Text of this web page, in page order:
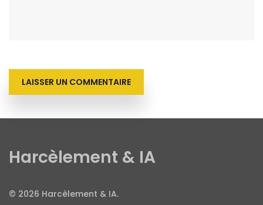
LAISSER UN COMMENTAIRE
Harcèlement & IA
© 2026 Harcèlement & IA.